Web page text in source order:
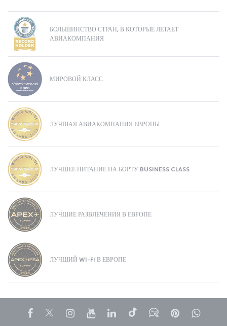
БОЛЬШИНСТВО СТРАН, В КОТОРЫЕ ЛЕТАЕТ
АВИАКОМПАНИЯ
МИРОВОЙ КЛАСС
ЛУЧШАЯ АВИАКОМПАНИЯ ЕВРОПЫ
ЛУЧШЕЕ ПИТАНИЕ НА БОРТУ BUSINESS CLASS
ЛУЧШИЕ РАЗВЛЕЧЕНИЯ В ЕВРОПЕ
ЛУЧШИЙ WI-FI В ЕВРОПЕ
Facebook
TwitterInstagram
YouTubeLinkedIn
TikTokБлогPinterest